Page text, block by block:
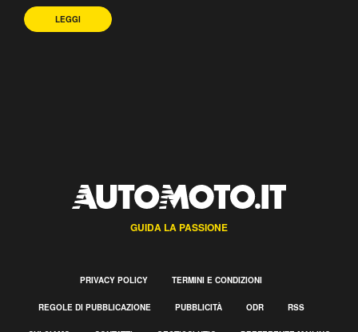
LEGGI
GUIDA LA PASSIONE
PRIVACY POLICY TERMINI E CONDIZIONI
REGOLE DI PUBBLICAZIONE PUBBLICITÀ ODR RSS